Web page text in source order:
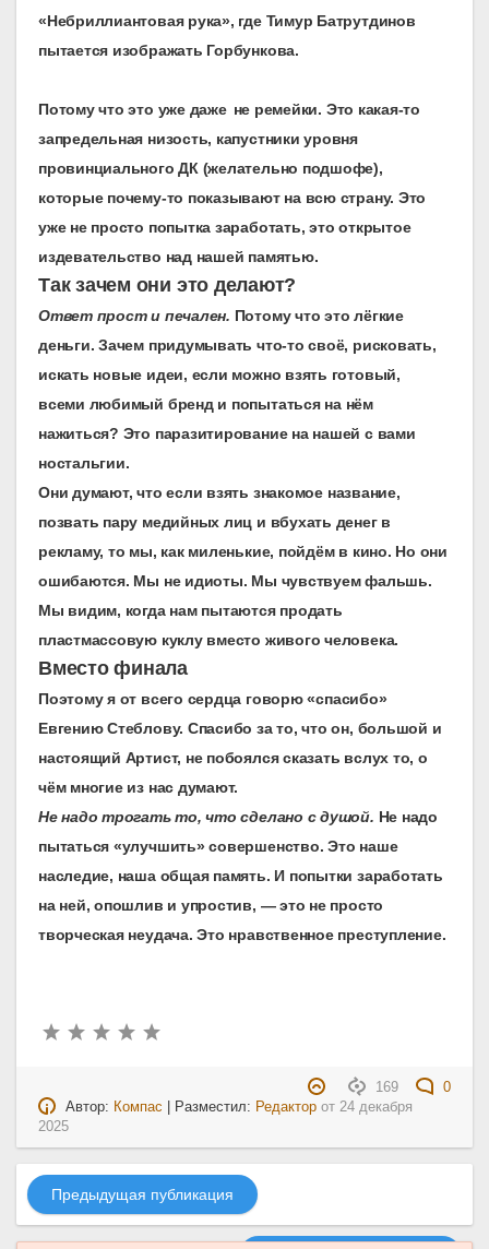
«Небриллиантовая рука», где Тимур Батрутдинов
пытается изображать Горбункова.
Потому что это уже даже не ремейки. Это какая-то
запредельная низость, капустники уровня
провинциального ДК (желательно подшофе),
которые почему-то показывают на всю страну. Это
уже не просто попытка заработать, это открытое
издевательство над нашей памятью.
Так зачем они это делают?
Ответ прост и печален. Потому что это лёгкие
деньги. Зачем придумывать что-то своё, рисковать,
искать новые идеи, если можно взять готовый,
всеми любимый бренд и попытаться на нём
нажиться? Это паразитирование на нашей с вами
ностальгии.
Они думают, что если взять знакомое название,
позвать пару медийных лиц и вбухать денег в
рекламу, то мы, как миленькие, пойдём в кино. Но они
ошибаются. Мы не идиоты. Мы чувствуем фальшь.
Мы видим, когда нам пытаются продать
пластмассовую куклу вместо живого человека.
Вместо финала
Поэтому я от всего сердца говорю «спасибо»
Евгению Стеблову. Спасибо за то, что он, большой и
настоящий Артист, не побоялся сказать вслух то, о
чём многие из нас думают.
Не надо трогать то, что сделано с душой. Не надо
пытаться «улучшить» совершенство. Это наше
наследие, наша общая память. И попытки заработать
на ней, опошлив и упростив, — это не просто
творческая неудача. Это нравственное преступление.
169
0
Автор: Компас | Разместил: Редактор от 24 декабря
2025
Предыдущая публикация